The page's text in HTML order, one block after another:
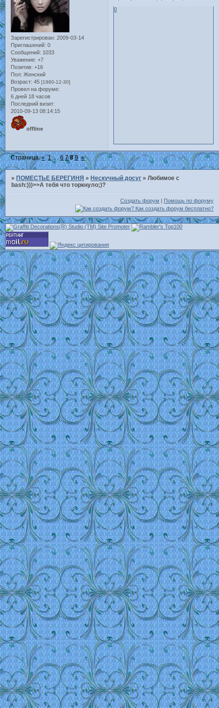
Зарегистрирован: 2009-03-14
Приглашений: 0
Сообщений: 1033
Уважение: +7
Позитив: +16
Пол: Женский
Возраст: 45 [1980-12-30]
Провел на форуме:
6 дней 18 часов
Последний визит:
2010-09-13 08:14:15
offline
0
Страница:« 1 … 6 7 8 9 »
» ПОМЕСТЬЕ БЕРЕГИНЯ » Нескучный досуг »Любимое с
bash:)))>>А тебя что торкнуло;)?
Создать форум | Помощь по форуму